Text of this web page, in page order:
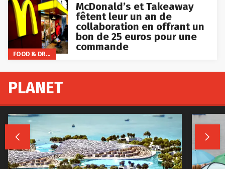
FOOD & DRINKS
McDonald’s et Takeaway
fêtent leur un an de
collaboration en offrant un
bon de 25 euros pour une
commande
PLANET
 